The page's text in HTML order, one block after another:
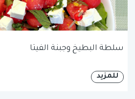
سلطة البطيخ وجبنة الفيتا
للمزيد